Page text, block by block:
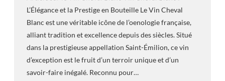
L’Élégance et la Prestige en Bouteille Le Vin Cheval
Blanc est une véritable icône de l’oenologie française,
alliant tradition et excellence depuis des siècles. Situé
dans la prestigieuse appellation Saint-Émilion, ce vin
d’exception est le fruit d’un terroir unique et d’un
savoir-faire inégalé. Reconnu pour…